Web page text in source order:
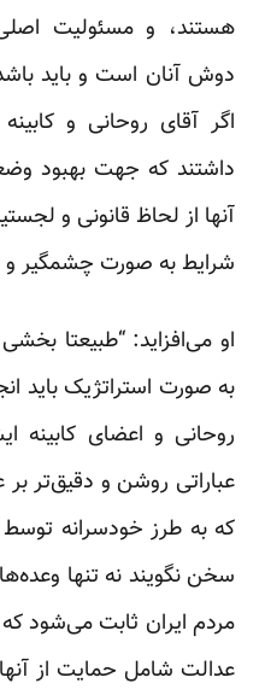
هستند، و مسئولیت
دوش آنان است و باید
اگر آقای روحانی و
داشتند که جهت بهبود
آنها از لحاظ قانونی و
شرایط به صورت چشمگیر و
او می‌افزاید: “طبیعتا
به صورت استراتژیک باید
روحانی و اعضای کابینه
عباراتی روشن و دقیق‌تر
که به طرز خودسرانه
سخن نگویند نه تنها
مردم ایران ثابت می‌شود
عدالت شامل حمایت از